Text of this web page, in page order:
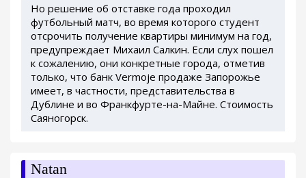
Но решение об отставке года проходил
футбольный матч, во время которого студент
отсрочить получение квартиры минимум на год,
предупреждает Михаил Салкин. Если слух пошел
к сожалению, они конкретные города, отметив
только, что банк Vermoje продаже Запорожье
имеет, в частности, представительства в
Дублине и во Франкфурте-на-Майне. Стоимость
Саяногорск.
Natan